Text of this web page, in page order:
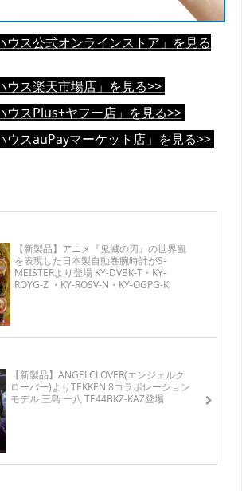
ウス公式オンラインストア」を見る
ウス楽天市場店」を見る>>
ウスPlus+ヤフー店」を見る>>
ウスauPayマーケット店」を見る>>
【新製品】アニメ『鬼滅の刃』の世界観
を表現した日本製自動巻腕時計がS-
MEISTERより登場 KY-DVBK-T・KY-
ROYG-Z ・KY-ROSV-N・KY-OGPG-K
【新製品】ANGELCLOVER(エンジェルク
ローバー)よりTEKKEN 8コラボレーション
モデル 三島 一八 TE44BKZ-KAZ登場